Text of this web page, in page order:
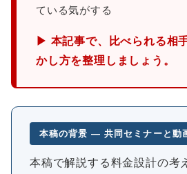
ている気がする
▶ 本記事で、比べられる相
かし方を整理しましょう。
本稿の背景 ― 共同セミナーと動
本稿で解説する料金設計の考